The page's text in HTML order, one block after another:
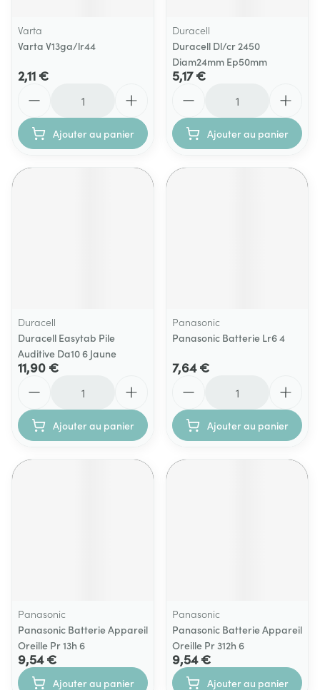
Varta
Varta V13ga/lr44
2,11 €
Ajouter au panier
Duracell
Duracell Dl/cr 2450
Diam24mm Ep50mm
5,17 €
Ajouter au panier
Duracell
Duracell Easytab Pile
Auditive Da10 6 Jaune
11,90 €
Ajouter au panier
Panasonic
Panasonic Batterie Lr6 4
7,64 €
Ajouter au panier
Panasonic
Panasonic Batterie Appareil
Oreille Pr 13h 6
9,54 €
Ajouter au panier
Panasonic
Panasonic Batterie Appareil
Oreille Pr 312h 6
9,54 €
Ajouter au panier